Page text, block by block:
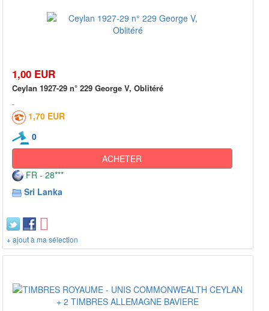
1,00 EUR
Ceylan 1927-29 n° 229 George V, Oblitéré
1,70 EUR
0
ACHETER
FR - 28***
Sri Lanka
+ ajout à ma sélection